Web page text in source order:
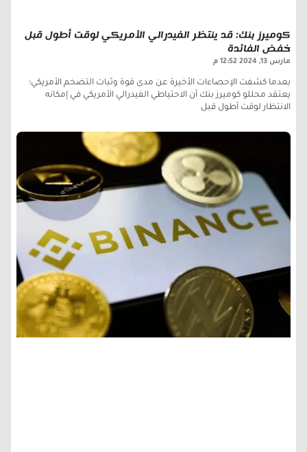
كوميرز بنك: قد ينتظر الفيدرالي الأمريكي لوقت أطول قبل
خفض الفائدة
مارس 13, 2024 12:52 م
بعدما كشفت الإحصاءات الأخيرة عن مدى قوة وثبات التضخم الأمريكي؛
يعتقد محللو كوميرز بنك أن الاحتياطي الفيدرالي الأمريكي في إمكانه
الانتظار لوقت أطول قبل